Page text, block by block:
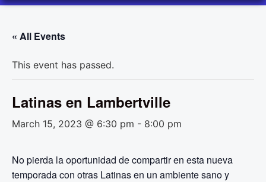
« All Events
This event has passed.
Latinas en Lambertville
March 15, 2023 @ 6:30 pm - 8:00 pm
No pierda la oportunidad de compartir en esta nueva
temporada con otras Latinas en un ambiente sano y